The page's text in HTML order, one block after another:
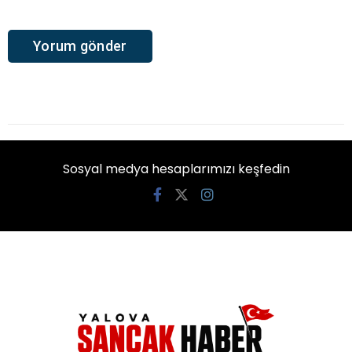
Sosyal medya hesaplarımızı keşfedin